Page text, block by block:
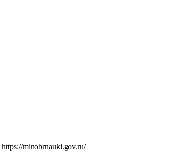
https://minobrnauki.gov.ru/